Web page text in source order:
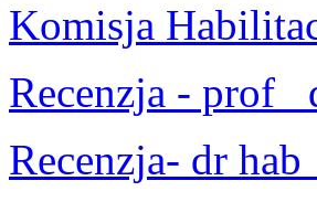
Komisja
Recenzja -
Recenzja- dr